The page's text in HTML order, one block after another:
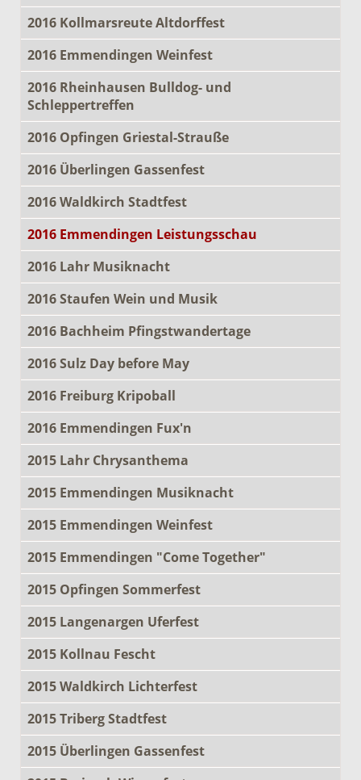
2016 Kollmarsreute Altdorffest
2016 Emmendingen Weinfest
2016 Rheinhausen Bulldog- und
Schleppertreffen
2016 Opfingen Griestal-Strauße
2016 Überlingen Gassenfest
2016 Waldkirch Stadtfest
2016 Emmendingen Leistungsschau
2016 Lahr Musiknacht
2016 Staufen Wein und Musik
2016 Bachheim Pfingstwandertage
2016 Sulz Day before May
2016 Freiburg Kripoball
2016 Emmendingen Fux'n
2015 Lahr Chrysanthema
2015 Emmendingen Musiknacht
2015 Emmendingen Weinfest
2015 Emmendingen "Come Together"
2015 Opfingen Sommerfest
2015 Langenargen Uferfest
2015 Kollnau Fescht
2015 Waldkirch Lichterfest
2015 Triberg Stadtfest
2015 Überlingen Gassenfest